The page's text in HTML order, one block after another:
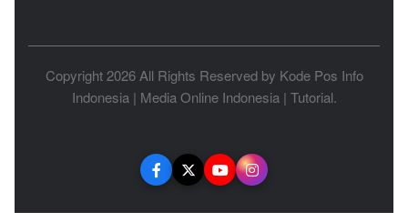
Copyright 2026 All Rights Reserved by Kode Pos Info
Indonesia| Media Online Indonesia| Tutorial.